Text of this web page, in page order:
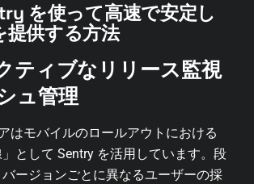
を使って高速で安定し
提供する方法
ティブなリリース監視
ュ管理
はモバイルのロールアウトにおける
」として Sentry を活用しています。段
ージョンごとに異なるユーザーの採